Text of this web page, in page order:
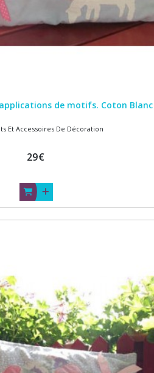
de motifs. Coton Blanc
Et Accessoires De Décoration
29€